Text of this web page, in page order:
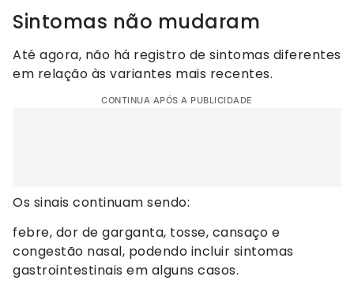
Sintomas não mudaram
Até agora, não há registro de sintomas diferentes
em relação às variantes mais recentes.
CONTINUA APÓS A PUBLICIDADE
Os sinais continuam sendo:
febre, dor de garganta, tosse, cansaço e
congestão nasal, podendo incluir sintomas
gastrointestinais em alguns casos.